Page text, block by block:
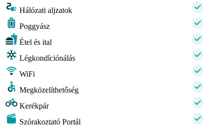
Hálózati aljzatok
Poggyász
Étel és ital
Légkondíciónálás
WiFi
Megközelíthetőség
Kerékpár
Szórakoztató Portál